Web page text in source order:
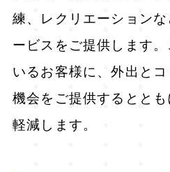
練、レクリエーション
ービスをご提供します
いるお客様に、外出と
機会をご提供するとと
軽減します。